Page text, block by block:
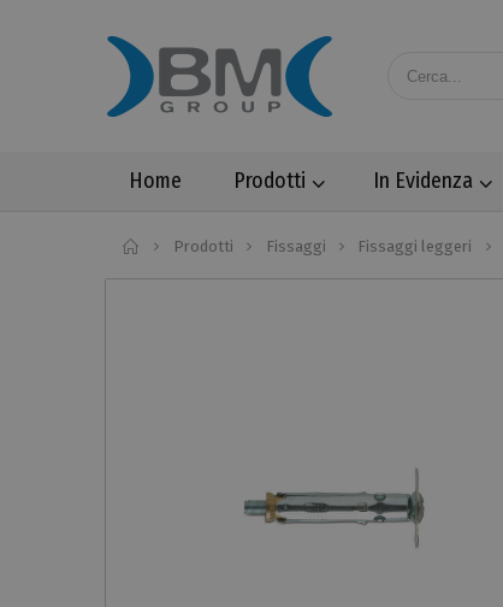
Home Prodotti In Evidenza
Home
Prodotti Fissaggi Fissaggi leggeri